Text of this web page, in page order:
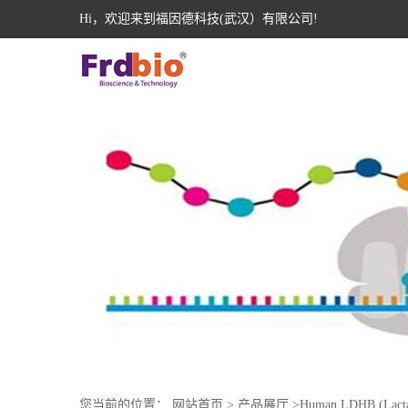
Hi，欢迎来到福因德科技(武汉）有限公司!
您当前的位置： 网站首页 > 产品展厅 >Human LDHB